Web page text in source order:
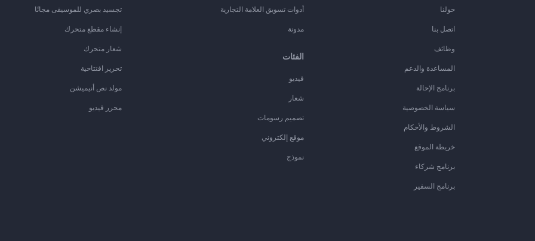
حولنا
اتصل بنا
وظائف
المساعدة والدعم
برنامج الإحالة
سياسة الخصوصية
الشروط والأحكام
خريطة الموقع
برنامج شركاء
برنامج السفير
أدوات تسويق العلامة التجارية
مدونة
الفئات
فيديو
شعار
تصميم رسومات
موقع إلكتروني
نموذج
تجسيد بصري للموسيقى مجانًا
إنشاء مقطع متحرك
شعار متحرك
تحرير افتتاحية
مولد نص أنيميشن
محرر فيديو